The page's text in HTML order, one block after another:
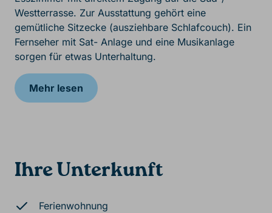
Westterrasse. Zur Ausstattung gehört eine
gemütliche Sitzecke (ausziehbare Schlafcouch). Ein
Fernseher mit Sat- Anlage und eine Musikanlage
sorgen für etwas Unterhaltung.
Mehr lesen
Ihre Unterkunft
Ferienwohnung